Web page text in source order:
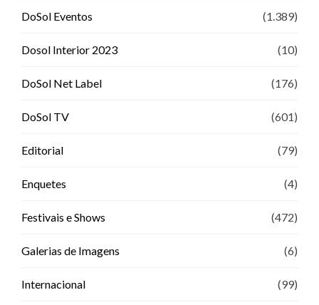
DoSol Eventos (1.389)
Dosol Interior 2023 (10)
DoSol Net Label (176)
DoSol TV (601)
Editorial (79)
Enquetes (4)
Festivais e Shows (472)
Galerias de Imagens (6)
Internacional (99)